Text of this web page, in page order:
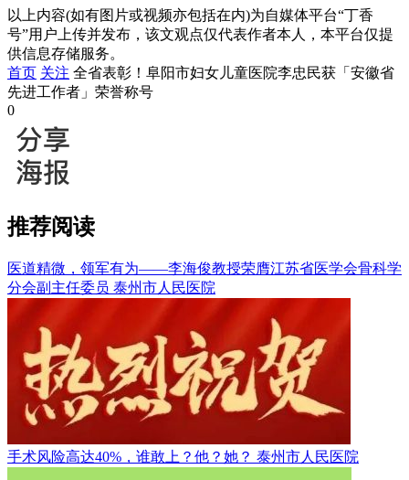
以上内容(如有图片或视频亦包括在内)为自媒体平台“丁香
号”用户上传并发布，该文观点仅代表作者本人，本平台仅提
供信息存储服务。
首页 关注 全省表彰！阜阳市妇女儿童医院李忠民获「安徽省
先进工作者」荣誉称号
0
推荐阅读
医道精微，领军有为——李海俊教授荣膺江苏省医学会骨科学
分会副主任委员 泰州市人民医院
手术风险高达40%，谁敢上？他？她？ 泰州市人民医院